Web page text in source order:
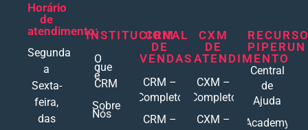
Horário
de
atendimento:
Segunda
a
Sexta-
feira,
das
INSTITUCIONAL
O
que
é
CRM
Sobre
Nós
CRM
DE
VENDAS
CRM –
Completo
CRM –
CXM
DE
ATENDIMENTO
CXM –
Completo
CXM –
PIPERUN
Central
de
Ajuda
Academy